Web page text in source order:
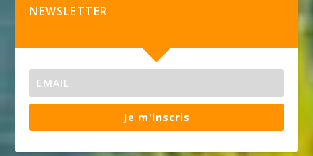
NEWSLETTER
Je m'inscris